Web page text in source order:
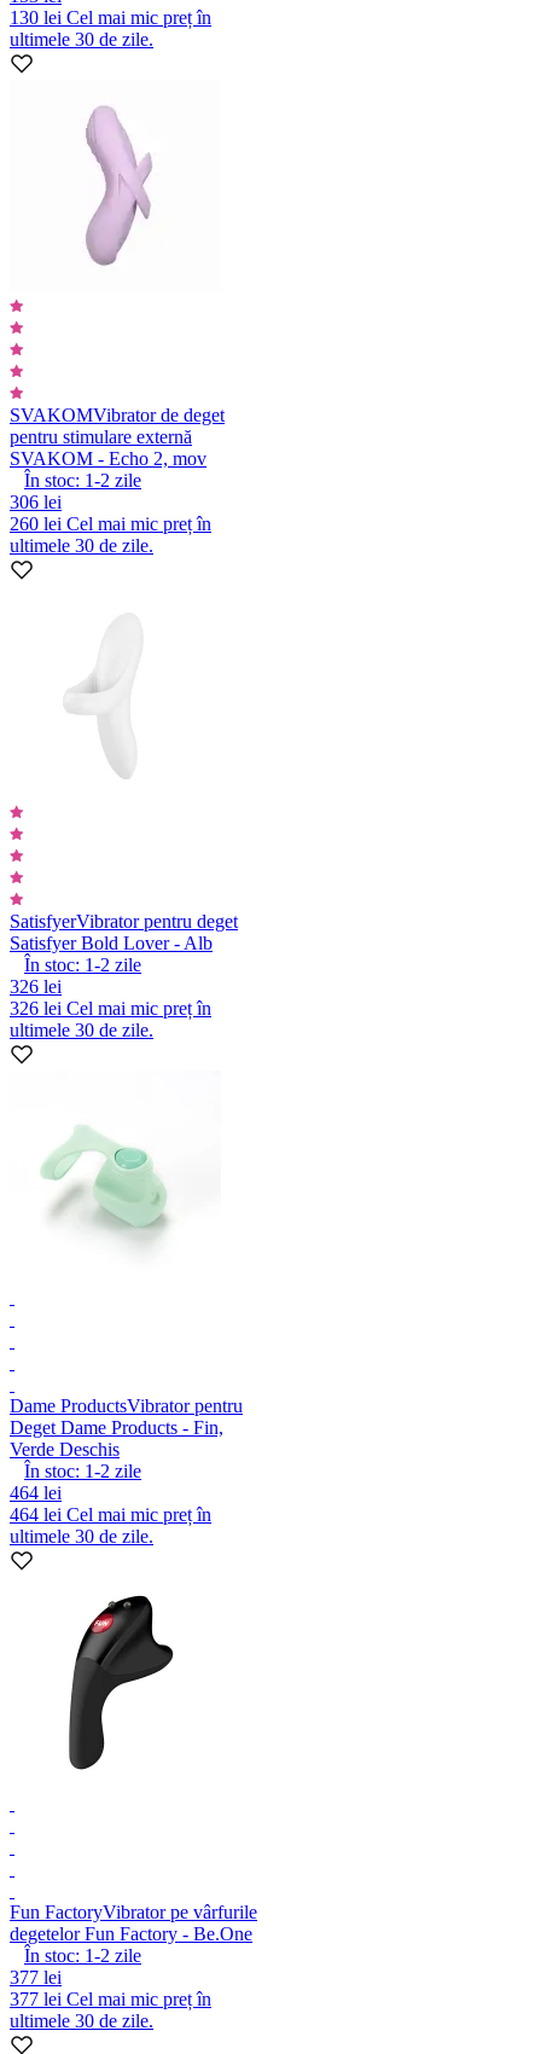
130 lei Cel mai mic preț în
ultimele 30 de zile.
SVAKOMVibrator de deget
pentru stimulare externă
SVAKOM - Echo 2, mov
În stoc: 1-2 zile
306 lei
260 lei Cel mai mic preț în
ultimele 30 de zile.
SatisfyerVibrator pentru deget
Satisfyer Bold Lover - Alb
În stoc: 1-2 zile
326 lei
326 lei Cel mai mic preț în
ultimele 30 de zile.
Dame ProductsVibrator pentru
Deget Dame Products - Fin,
Verde Deschis
În stoc: 1-2 zile
464 lei
464 lei Cel mai mic preț în
ultimele 30 de zile.
Fun FactoryVibrator pe vârfurile
degetelor Fun Factory - Be.One
În stoc: 1-2 zile
377 lei
377 lei Cel mai mic preț în
ultimele 30 de zile.